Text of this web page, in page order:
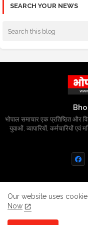
SEARCH YOUR NEWS
भोपाल समाचार एक प्रतिष्ठित और
युवाओं, व्यापारियों, कर्मचारियों
Home About
Our website uses
Now